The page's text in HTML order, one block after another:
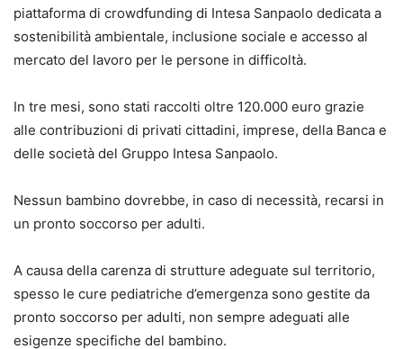
piattaforma di crowdfunding di Intesa Sanpaolo dedicata a
sostenibilità ambientale, inclusione sociale e accesso al
mercato del lavoro per le persone in difficoltà.
In tre mesi, sono stati raccolti oltre 120.000 euro grazie
alle contribuzioni di privati cittadini, imprese, della Banca e
delle società del Gruppo Intesa Sanpaolo.
Nessun bambino dovrebbe, in caso di necessità, recarsi in
un pronto soccorso per adulti.
A causa della carenza di strutture adeguate sul territorio,
spesso le cure pediatriche d’emergenza sono gestite da
pronto soccorso per adulti, non sempre adeguati alle
esigenze specifiche del bambino.